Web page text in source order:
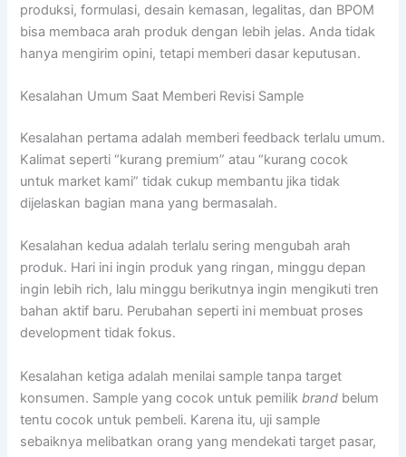
produksi, formulasi, desain kemasan, legalitas, dan BPOM
bisa membaca arah produk dengan lebih jelas. Anda tidak
hanya mengirim opini, tetapi memberi dasar keputusan.
Kesalahan Umum Saat Memberi Revisi Sample
Kesalahan pertama adalah memberi feedback terlalu umum.
Kalimat seperti “kurang premium” atau “kurang cocok
untuk market kami” tidak cukup membantu jika tidak
dijelaskan bagian mana yang bermasalah.
Kesalahan kedua adalah terlalu sering mengubah arah
produk. Hari ini ingin produk yang ringan, minggu depan
ingin lebih rich, lalu minggu berikutnya ingin mengikuti tren
bahan aktif baru. Perubahan seperti ini membuat proses
development tidak fokus.
Kesalahan ketiga adalah menilai sample tanpa target
konsumen. Sample yang cocok untuk pemilikbrand belum
tentu cocok untuk pembeli. Karena itu, uji sample
sebaiknya melibatkan orang yang mendekati target pasar,